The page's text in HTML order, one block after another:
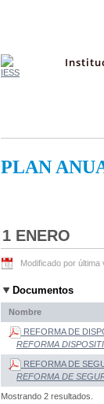
PLAN
1 ENERO
Modificado por
Documentos
Nombre
REFORMA DE
REFORMA
REFORMA DE
REFORMA DE
Mostrando 2 resultados.